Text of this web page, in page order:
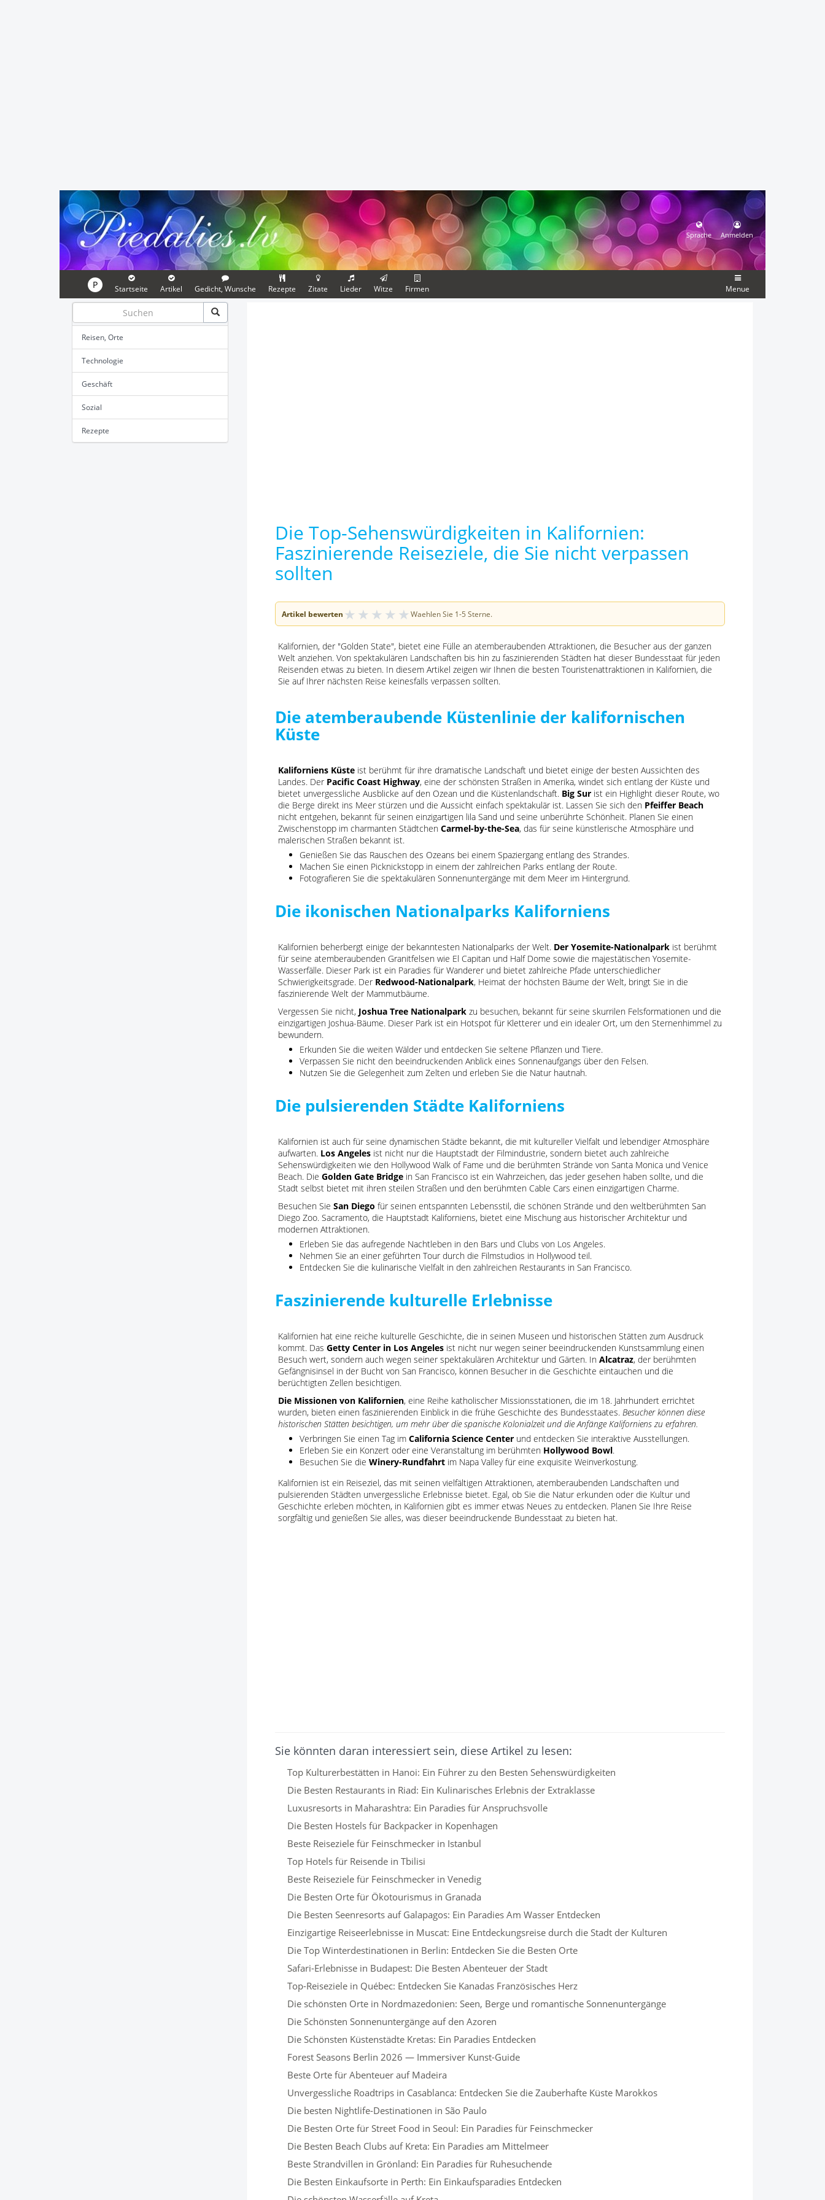
Sprache Anmelden
P Startseite Artikel Gedicht, Wunsche Rezepte Zitate Lieder Witze Firmen Menue
Reisen, Orte
Technologie
Geschäft
Sozial
Rezepte
Die Top-Sehenswürdigkeiten in Kalifornien:
Faszinierende Reiseziele, die Sie nicht verpassen
sollten
Artikel bewerten ★ ★ ★ ★ ★ Waehlen Sie 1-5 Sterne.
Kalifornien, der "Golden State", bietet eine Fülle an atemberaubenden Attraktionen, die Besucher aus der ganzen
Welt anziehen. Von spektakulären Landschaften bis hin zu faszinierenden Städten hat dieser Bundesstaat für jeden
Reisenden etwas zu bieten. In diesem Artikel zeigen wir Ihnen die besten Touristenattraktionen in Kalifornien, die
Sie auf Ihrer nächsten Reise keinesfalls verpassen sollten.
Die atemberaubende Küstenlinie der kalifornischen
Küste
Kaliforniens Küste ist berühmt für ihre dramatische Landschaft und bietet einige der besten Aussichten des
Landes. Der Pacific Coast Highway, eine der schönsten Straßen in Amerika, windet sich entlang der Küste und
bietet unvergessliche Ausblicke auf den Ozean und die Küstenlandschaft. Big Sur ist ein Highlight dieser Route, wo
die Berge direkt ins Meer stürzen und die Aussicht einfach spektakulär ist. Lassen Sie sich den Pfeiffer Beach
nicht entgehen, bekannt für seinen einzigartigen lila Sand und seine unberührte Schönheit. Planen Sie einen
Zwischenstopp im charmanten Städtchen Carmel-by-the-Sea, das für seine künstlerische Atmosphäre und
malerischen Straßen bekannt ist.
Genießen Sie das Rauschen des Ozeans bei einem Spaziergang entlang des Strandes.
Machen Sie einen Picknickstopp in einem der zahlreichen Parks entlang der Route.
Fotografieren Sie die spektakulären Sonnenuntergänge mit dem Meer im Hintergrund.
Die ikonischen Nationalparks Kaliforniens
Kalifornien beherbergt einige der bekanntesten Nationalparks der Welt. Der Yosemite-Nationalpark ist berühmt
für seine atemberaubenden Granitfelsen wie El Capitan und Half Dome sowie die majestätischen Yosemite-
Wasserfälle. Dieser Park ist ein Paradies für Wanderer und bietet zahlreiche Pfade unterschiedlicher
Schwierigkeitsgrade. Der Redwood-Nationalpark, Heimat der höchsten Bäume der Welt, bringt Sie in die
faszinierende Welt der Mammutbäume.
Vergessen Sie nicht, Joshua Tree Nationalpark zu besuchen, bekannt für seine skurrilen Felsformationen und die
einzigartigen Joshua-Bäume. Dieser Park ist ein Hotspot für Kletterer und ein idealer Ort, um den Sternenhimmel zu
bewundern.
Erkunden Sie die weiten Wälder und entdecken Sie seltene Pflanzen und Tiere.
Verpassen Sie nicht den beeindruckenden Anblick eines Sonnenaufgangs über den Felsen.
Nutzen Sie die Gelegenheit zum Zelten und erleben Sie die Natur hautnah.
Die pulsierenden Städte Kaliforniens
Kalifornien ist auch für seine dynamischen Städte bekannt, die mit kultureller Vielfalt und lebendiger Atmosphäre
aufwarten. Los Angeles ist nicht nur die Hauptstadt der Filmindustrie, sondern bietet auch zahlreiche
Sehenswürdigkeiten wie den Hollywood Walk of Fame und die berühmten Strände von Santa Monica und Venice
Beach. Die Golden Gate Bridge in San Francisco ist ein Wahrzeichen, das jeder gesehen haben sollte, und die
Stadt selbst bietet mit ihren steilen Straßen und den berühmten Cable Cars einen einzigartigen Charme.
Besuchen Sie San Diego für seinen entspannten Lebensstil, die schönen Strände und den weltberühmten San
Diego Zoo. Sacramento, die Hauptstadt Kaliforniens, bietet eine Mischung aus historischer Architektur und
modernen Attraktionen.
Erleben Sie das aufregende Nachtleben in den Bars und Clubs von Los Angeles.
Nehmen Sie an einer geführten Tour durch die Filmstudios in Hollywood teil.
Entdecken Sie die kulinarische Vielfalt in den zahlreichen Restaurants in San Francisco.
Faszinierende kulturelle Erlebnisse
Kalifornien hat eine reiche kulturelle Geschichte, die in seinen Museen und historischen Stätten zum Ausdruck
kommt. Das Getty Center in Los Angeles ist nicht nur wegen seiner beeindruckenden Kunstsammlung einen
Besuch wert, sondern auch wegen seiner spektakulären Architektur und Gärten. In Alcatraz, der berühmten
Gefängnisinsel in der Bucht von San Francisco, können Besucher in die Geschichte eintauchen und die
berüchtigten Zellen besichtigen.
Die Missionen von Kalifornien, eine Reihe katholischer Missionsstationen, die im 18. Jahrhundert errichtet
wurden, bieten einen faszinierenden Einblick in die frühe Geschichte des Bundesstaates. Besucher können diese
historischen Stätten besichtigen, um mehr über die spanische Kolonialzeit und die Anfänge Kaliforniens zu erfahren.
Verbringen Sie einen Tag im California Science Center und entdecken Sie interaktive Ausstellungen.
Erleben Sie ein Konzert oder eine Veranstaltung im berühmten Hollywood Bowl.
Besuchen Sie die Winery-Rundfahrt im Napa Valley für eine exquisite Weinverkostung.
Kalifornien ist ein Reiseziel, das mit seinen vielfältigen Attraktionen, atemberaubenden Landschaften und
pulsierenden Städten unvergessliche Erlebnisse bietet. Egal, ob Sie die Natur erkunden oder die Kultur und
Geschichte erleben möchten, in Kalifornien gibt es immer etwas Neues zu entdecken. Planen Sie Ihre Reise
sorgfältig und genießen Sie alles, was dieser beeindruckende Bundesstaat zu bieten hat.
Sie könnten daran interessiert sein, diese Artikel zu lesen:
Top Kulturerbestätten in Hanoi: Ein Führer zu den Besten Sehenswürdigkeiten
Die Besten Restaurants in Riad: Ein Kulinarisches Erlebnis der Extraklasse
Luxusresorts in Maharashtra: Ein Paradies für Anspruchsvolle
Die Besten Hostels für Backpacker in Kopenhagen
Beste Reiseziele für Feinschmecker in Istanbul
Top Hotels für Reisende in Tbilisi
Beste Reiseziele für Feinschmecker in Venedig
Die Besten Orte für Ökotourismus in Granada
Die Besten Seenresorts auf Galapagos: Ein Paradies Am Wasser Entdecken
Einzigartige Reiseerlebnisse in Muscat: Eine Entdeckungsreise durch die Stadt der Kulturen
Die Top Winterdestinationen in Berlin: Entdecken Sie die Besten Orte
Safari-Erlebnisse in Budapest: Die Besten Abenteuer der Stadt
Top-Reiseziele in Québec: Entdecken Sie Kanadas Französisches Herz
Die schönsten Orte in Nordmazedonien: Seen, Berge und romantische Sonnenuntergänge
Die Schönsten Sonnenuntergänge auf den Azoren
Die Schönsten Küstenstädte Kretas: Ein Paradies Entdecken
Forest Seasons Berlin 2026 — Immersiver Kunst-Guide
Beste Orte für Abenteuer auf Madeira
Unvergessliche Roadtrips in Casablanca: Entdecken Sie die Zauberhafte Küste Marokkos
Die besten Nightlife-Destinationen in São Paulo
Die Besten Orte für Street Food in Seoul: Ein Paradies für Feinschmecker
Die Besten Beach Clubs auf Kreta: Ein Paradies am Mittelmeer
Beste Strandvillen in Grönland: Ein Paradies für Ruhesuchende
Die Besten Einkaufsorte in Perth: Ein Einkaufsparadies Entdecken